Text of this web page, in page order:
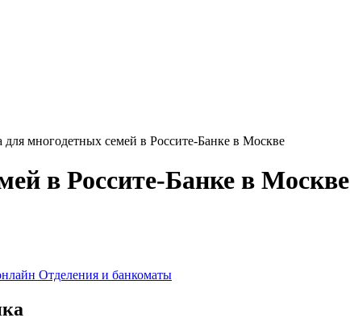
для многодетных семей в Россите-Банке в Москве
в Россите-Банке в Москве
Отделения и банкоматы